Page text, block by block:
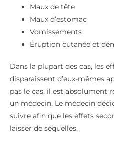
Maux de tête
Maux d’estomac
Vomissements
Éruption cutanée et
Dans la plupart des cas, les
disparaissent d’eux-mêmes
pas le cas, il est absolument
un médecin. Le médecin
suivre afin que les effets
laisser de séquelles.